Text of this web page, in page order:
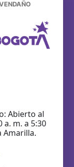
Abierto al
a. m. a 5:30
Amarilla.